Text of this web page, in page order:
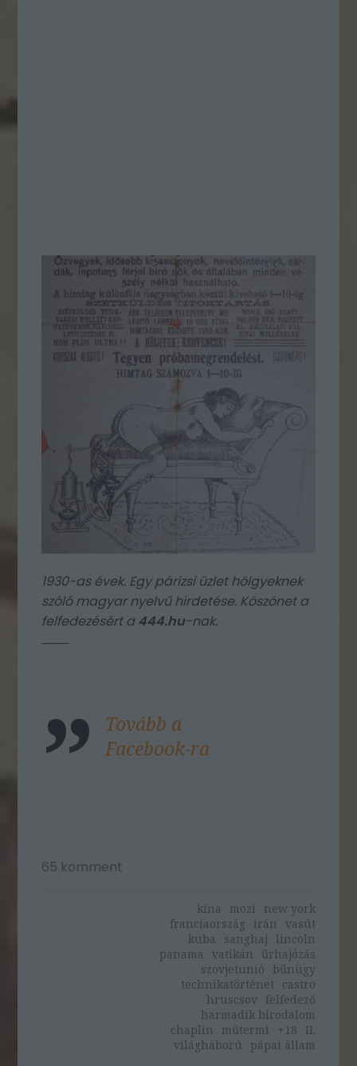
1930-as évek. Egy párizsi üzlet hölgyeknek
szóló magyar nyelvű hirdetése. Köszönet a
felfedezésért a 444.hu-nak.
Tovább a
Facebook-ra
65 komment
kína mozi
new york
franciaország
irán vasút
kuba
sanghaj
lincoln
panama vatikán
űrhajózás
szovjetunió
bűnügy
technikatörténet
castro
hruscsov
felfedező
harmadik birodalom
chaplin
műtermi +18
II.
világháború
pápai állam